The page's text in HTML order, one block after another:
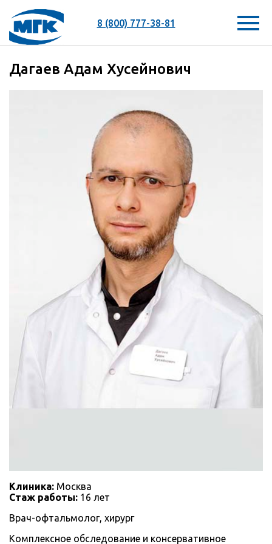
8 (800) 777-38-81
Дагаев Адам Хусейнович
Клиника: Москва
Стаж работы: 16 лет
Врач-офтальмолог, хирург
Комплексное обследование и консервативное